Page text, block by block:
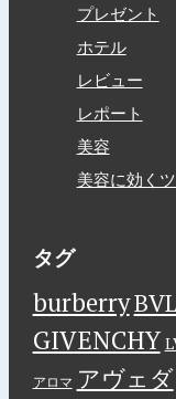
プレゼント
ホテル
レビュー
レポート
美容
美容に効く
タグ
burberry
GIVENCHY
アロマ アヴェダ